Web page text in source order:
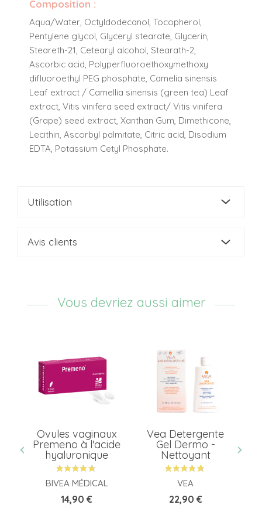
Composition :
Aqua/Water, Octyldodecanol, Tocopherol,
Pentylene glycol, Glyceryl stearate, Glycerin,
Steareth-21, Cetearyl alcohol, Stearath-2,
Ascorbic acid, Polyperfluoroethoxymethoxy
difluoroethyl PEG phosphate, Camelia sinensis
Leaf extract / Camellia sinensis (green tea) Leaf
extract, Vitis vinifera seed extract/ Vitis vinifera
(Grape) seed extract, Xanthan Gum, Dimethicone,
Lecithin, Ascorbyl palmitate, Citric acid, Disodium
EDTA, Potassium Cetyl Phosphate.
Utilisation
Avis clients
Vous devriez aussi aimer
Ovules vaginaux
Premeno à l'acide
hyaluronique
BIVEA MÉDICAL
Prix
14,90 €
Vea Detergente
Gel Dermo -
Nettoyant
VEA
Prix
22,90 €